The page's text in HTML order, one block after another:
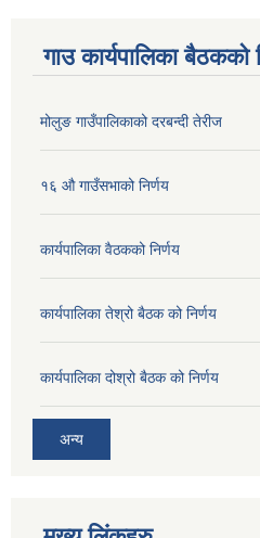
गाउ कार्यपालिका बैठकको
मोलुङ गाउँपालिकाको दरबन्दी तेरीज
१६ औ गाउँसभाको निर्णय
कार्यपालिका वैठकको निर्णय
कार्यपालिका तेश्रो बैठक को निर्णय
कार्यपालिका दोश्रो बैठक को निर्णय
अन्य